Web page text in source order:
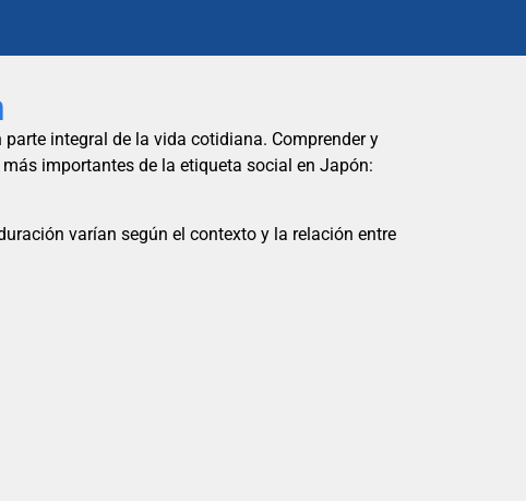
integral de la vida cotidiana. Comprender y
importantes de la etiqueta social en Japón:
varían según el contexto y la relación entre